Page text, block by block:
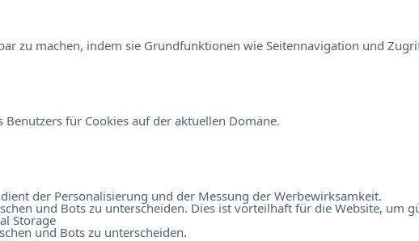
zu machen, indem sie Grundfunktionen wie Seitennavigation und
für Cookies auf der aktuellen Domäne.
der Personalisierung und der Messung der Werbewirksamkeit.
und Bots zu unterscheiden. Dies ist vorteilhaft für die Website, um
Storage
und Bots zu unterscheiden.